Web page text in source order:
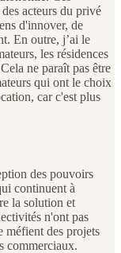
acteurs du privé
d'innover, de
En outre, j’ai le
les résidences
ne paraît pas être
qui ont le choix
car c'est plus
des pouvoirs
continuent à
la solution et
n'ont pas
méfient des projets
commerciaux.